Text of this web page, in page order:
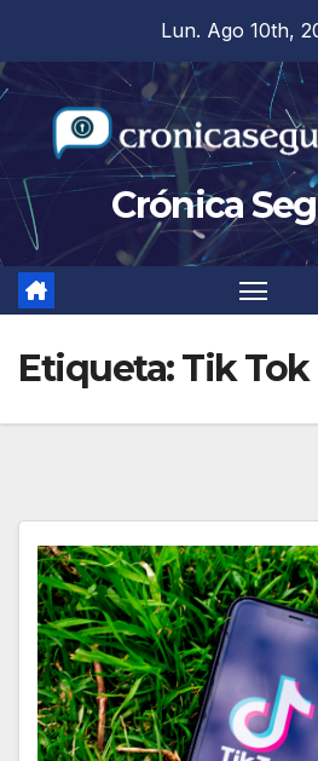
contenido
Lun. Ago 10th,
Crónica
Etiqueta:Tik Tok